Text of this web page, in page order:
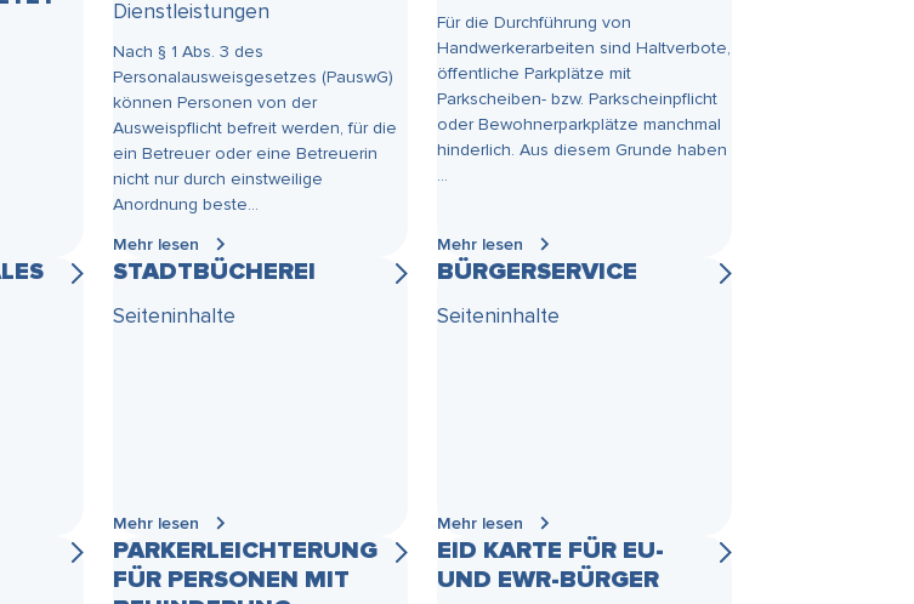
Dienstleistungen
Nach § 1 Abs. 3 des
Personalausweisgesetzes (PauswG)
können Personen von der
Ausweispflicht befreit werden, für die
ein Betreuer oder eine Betreuerin
nicht nur durch einstweilige
Anordnung beste...
Mehr lesen
Für die Durchführung von
Handwerkerarbeiten sind Haltverbote,
öffentliche Parkplätze mit
Parkscheiben- bzw. Parkscheinpflicht
oder Bewohnerparkplätze manchmal
hinderlich. Aus diesem Grunde haben
...
Mehr lesen
STADTBÜCHEREI
Seiteninhalte
Mehr lesen
BÜRGERSERVICE
Seiteninhalte
Mehr lesen
PARKERLEICHTERUNG
FÜR PERSONEN MIT
EID KARTE FÜR EU-
UND EWR-BÜRGER